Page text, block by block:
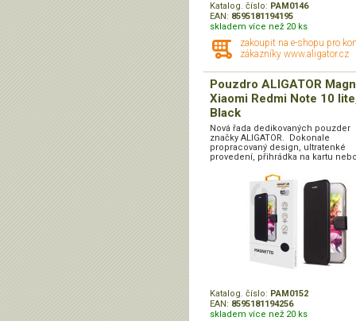
Katalog. číslo: PAM0146
EAN: 8595181194195
skladem více než 20 ks
zakoupit na e-shopu pro
zákazníky www.aligator.cz
Pouzdro ALIGATOR
Xiaomi Redmi Note 10
Black
Nová řada dedikovaných pouzder
značky ALIGATOR. Dokonale
propracovaný design, ultratenké
provedení, přihrádka na kartu
Katalog. číslo: PAM0152
EAN: 8595181194256
skladem více než 20 ks